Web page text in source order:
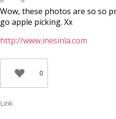
Wow, these photos are so so
go apple picking. Xx
http://www.inesinla.com
0
Link